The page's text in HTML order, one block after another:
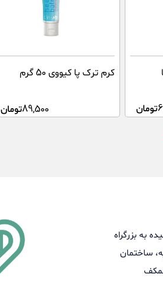
تومان
کرم ترک پا کیووی 50 گرم
89,500تومان
به بزرگراه
ساختمان